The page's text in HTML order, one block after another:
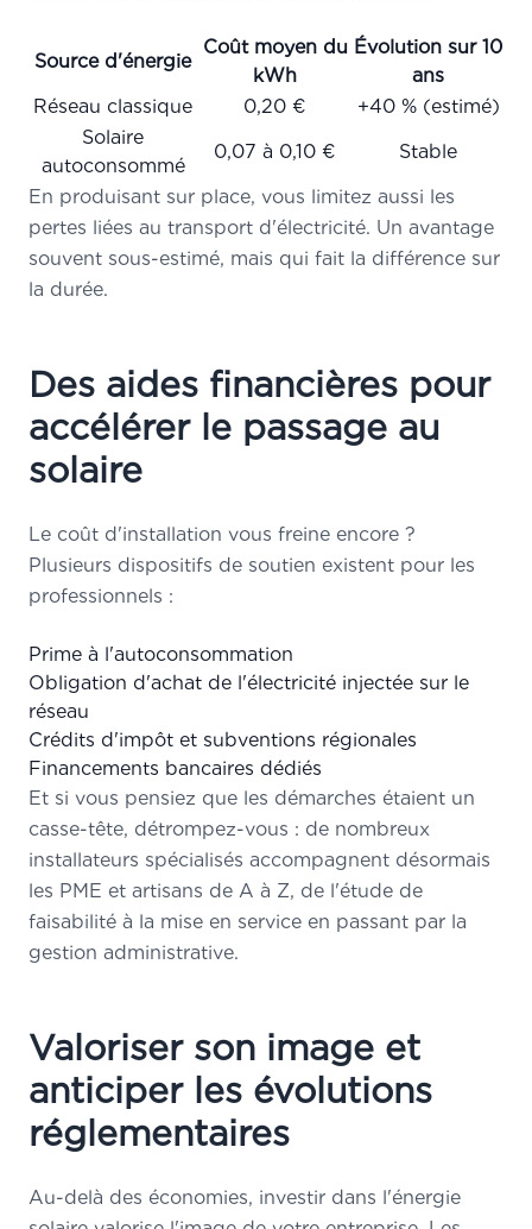
Source d'énergie
Coût moyen du
kWh
Évolution sur 10
ans
Réseau classique
0,20 €
+40 % (estimé)
Solaire
autoconsommé
0,07 à 0,10 €
Stable
En produisant sur place, vous limitez aussi les
pertes liées au transport d'électricité. Un avantage
souvent sous-estimé, mais qui fait la différence sur
la durée.
Des aides financières pour
accélérer le passage au
solaire
Le coût d'installation vous freine encore ?
Plusieurs dispositifs de soutien existent pour les
professionnels :
Prime à l'autoconsommation
Obligation d'achat de l'électricité injectée sur le
réseau
Crédits d'impôt et subventions régionales
Financements bancaires dédiés
Et si vous pensiez que les démarches étaient un
casse-tête, détrompez-vous : de nombreux
installateurs spécialisés accompagnent désormais
les PME et artisans de A à Z, de l'étude de
faisabilité à la mise en service en passant par la
gestion administrative.
Valoriser son image et
anticiper les évolutions
réglementaires
Au-delà des économies, investir dans l'énergie